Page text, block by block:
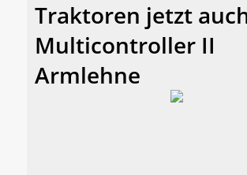
Traktoren jetzt
Multicontroller II
Armlehne